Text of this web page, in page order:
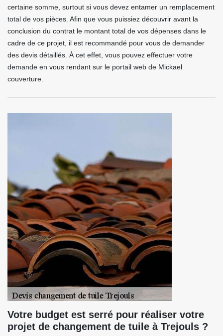
certaine somme, surtout si vous devez entamer un remplacement
total de vos pièces. Afin que vous puissiez découvrir avant la
conclusion du contrat le montant total de vos dépenses dans le
cadre de ce projet, il est recommandé pour vous de demander
des devis détaillés. À cet effet, vous pouvez effectuer votre
demande en vous rendant sur le portail web de Mickael
couverture.
Votre budget est serré pour réaliser votre
projet de changement de tuile à Trejouls ?